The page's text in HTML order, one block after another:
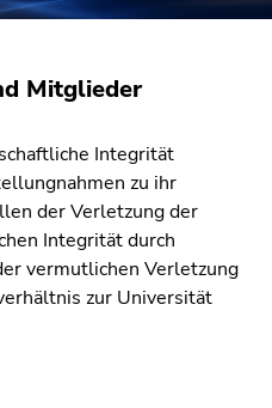
Mitglieder
Integrität
zu ihr
der Verletzung der
Integrität durch
vermutlichen Verletzung
zur Universität